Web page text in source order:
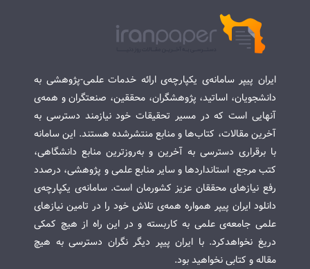
ایران پیپر سامانه‌ی یکپارچه‌ی ارائه خدمات علمی-پژوهشی به
دانشجویان، اساتید، پژوهشگران، محققین، صنعتگران و همه‌ی
آنهایی است که در مسیر تحقیقات خود نیازمند دسترسی به
آخرین مقالات، کتاب‌ها و منابع منتشرشده هستند. این سامانه
با برقراری دسترسی به آخرین و به‌روزترین منابع دانشگاهی،
کتب مرجع، استانداردها و سایر منابع علمی و پژوهشی، درصدد
رفع نیازهای محققان عزیز کشورمان است. سامانه‌ی یکپارچه‌ی
دانلود ایران پیپر همواره همه‌ی تلاش خود را در تامین نیازهای
علمی جامعه‌ی علمی به کاربسته و در این راه از هیچ کمکی
دریغ نخواهدکرد. با ایران پیپر دیگر نگران دسترسی به هیچ
مقاله و کتابی نخواهید بود.